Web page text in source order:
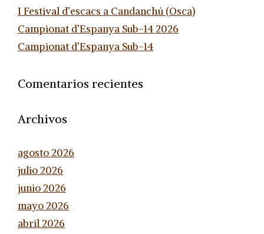
I Festival d’escacs a Candanchú (Osca)
Campionat d’Espanya Sub-14 2026
Campionat d’Espanya Sub-14
Comentarios recientes
Archivos
agosto 2026
julio 2026
junio 2026
mayo 2026
abril 2026